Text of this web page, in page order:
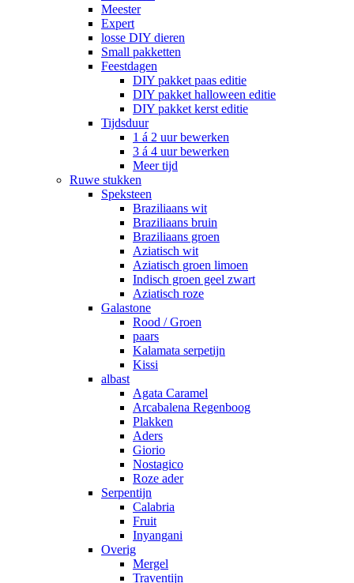
Meester
Expert
losse DIY dieren
Small pakketten
Feestdagen
DIY pakket paas editie
DIY pakket halloween editie
DIY pakket kerst editie
Tijdsduur
1 á 2 uur bewerken
3 á 4 uur bewerken
Meer tijd
Ruwe stukken
Speksteen
Braziliaans wit
Braziliaans bruin
Braziliaans groen
Aziatisch wit
Aziatisch groen limoen
Indisch groen geel zwart
Aziatisch roze
Galastone
Rood / Groen
paars
Kalamata serpetijn
Kissi
albast
Agata Caramel
Arcabalena Regenboog
Plakken
Aders
Giorio
Nostagico
Roze ader
Serpentijn
Calabria
Fruit
Inyangani
Overig
Mergel
Traventijn